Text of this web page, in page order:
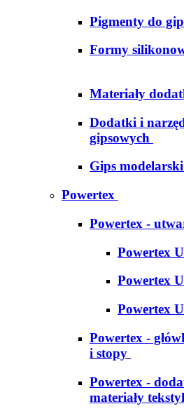
Pigmenty do
Formy
Materiały
Dodatki i
gipsowych
Gips modelarski
Powertex
Powertex -
Powertex
Powertex
Powertex
Powertex -
i stopy
Powertex -
materiały